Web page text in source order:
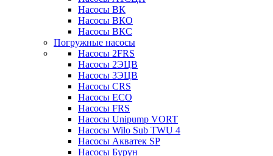
Насосы ВК
Насосы ВКО
Насосы ВКС
Погружные насосы
Насосы 2FRS
Насосы 2ЭЦВ
Насосы 3ЭЦВ
Насосы CRS
Насосы ECO
Насосы FRS
Насосы Unipump VORT
Насосы Wilo Sub TWU 4
Насосы Акватек SP
Насосы Бурун